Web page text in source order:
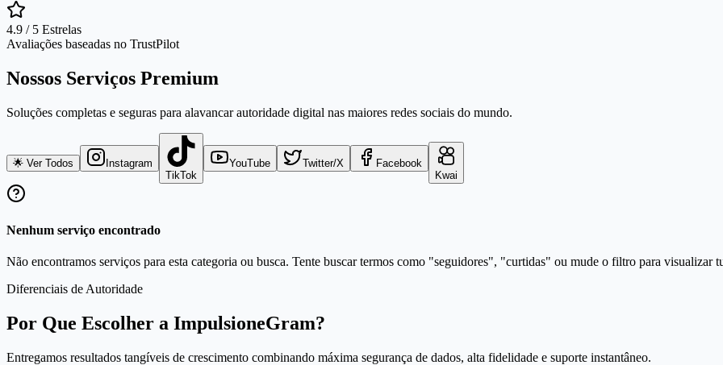
4.9 / 5 Estrelas
Avaliações baseadas no TrustPilot
Nossos Serviços Premium
Soluções completas e seguras para alavancar autoridade digital nas maiores redes sociais do mundo.
🌟 Ver Todos
Instagram
TikTok
YouTube Twitter/X
Facebook
Kwai
Nenhum serviço encontrado
Não encontramos serviços para esta categoria ou busca. Tente buscar termos como "seguidores", "curtidas" ou mude o filtro para visualizar
Diferenciais de Autoridade
Por Que Escolher a ImpulsioneGram?
Entregamos resultados tangíveis de crescimento combinando máxima segurança de dados, alta fidelidade e suporte instantâneo.